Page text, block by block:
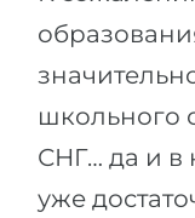
ГЕОГРАФИЯ
Земли
школьного
СНГ… да и в
уже